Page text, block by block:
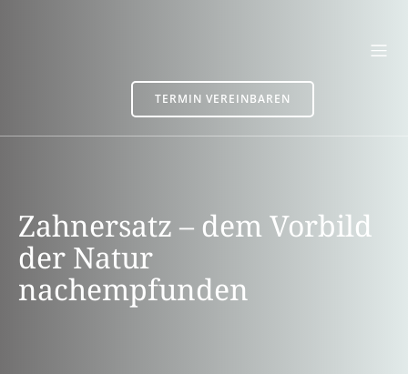
TERMIN VEREINBAREN
Zahnersatz – dem Vorbild
der Natur
nachempfunden